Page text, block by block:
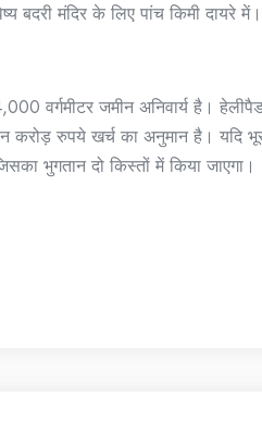
बदरी मंदिर के लिए पांच किमी दायरे में।
वर्गमीटर जमीन अनिवार्य है।
करोड़ रुपये खर्च का अनुमान है। यदि
भुगतान दो किस्तों में किया जाएगा।